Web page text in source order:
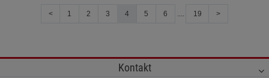
< 1 2 3 4 5 6 .... 19 >
Kontakt